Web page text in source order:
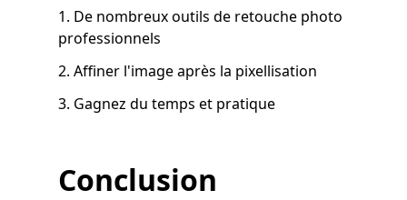
1. De nombreux outils de retouche photo
professionnels
2. Affiner l'image après la pixellisation
3. Gagnez du temps et pratique
Conclusion